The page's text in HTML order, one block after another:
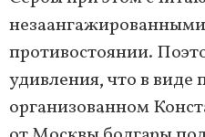
противостоянии.
удивления, что в виде
организованном